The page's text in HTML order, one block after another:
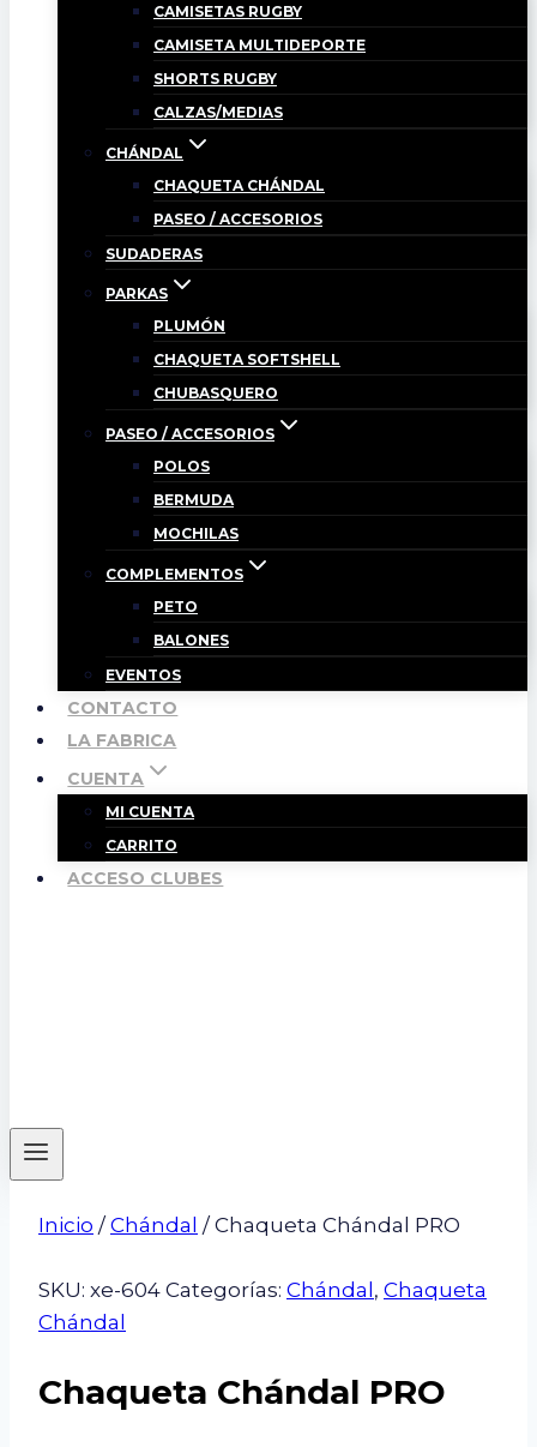
CAMISETAS RUGBY
CAMISETA MULTIDEPORTE
SHORTS RUGBY
CALZAS/MEDIAS
CHÁNDAL
CHAQUETA CHÁNDAL
PASEO / ACCESORIOS
SUDADERAS
PARKAS
PLUMÓN
CHAQUETA SOFTSHELL
CHUBASQUERO
PASEO / ACCESORIOS
POLOS
BERMUDA
MOCHILAS
COMPLEMENTOS
PETO
BALONES
EVENTOS
CONTACTO
LA FABRICA
CUENTA
MI CUENTA
CARRITO
ACCESO CLUBES
Inicio / Chándal / Chaqueta Chándal PRO
SKU: xe-604 Categorías: Chándal , Chaqueta
Chándal
Chaqueta Chándal PRO